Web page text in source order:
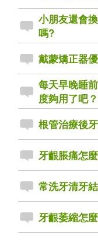
小朋友還會
嗎?
戴蒙矯正器
每天早晚睡
度夠用了吧？
根管治療後
牙齦脹痛怎
常洗牙清牙
牙齦萎縮怎